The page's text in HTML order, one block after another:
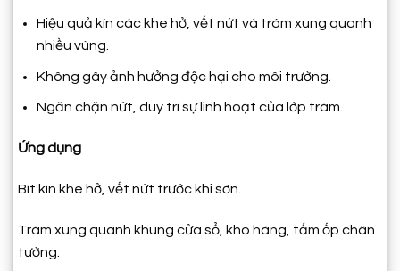
Hiệu quả kín các khe hở, vết nứt và trám xung quanh
nhiều vùng.
Không gây ảnh hưởng độc hại cho môi trường.
Ngăn chặn nứt, duy trì sự linh hoạt của lớp trám.
Ứng dụng
Bít kín khe hở, vết nứt trước khi sơn.
Trám xung quanh khung cửa sổ, kho hàng, tấm ốp chân
tường.